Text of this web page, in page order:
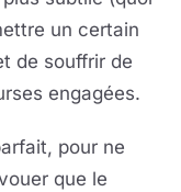
un certain
de souffrir de
engagées.
pour ne
que le